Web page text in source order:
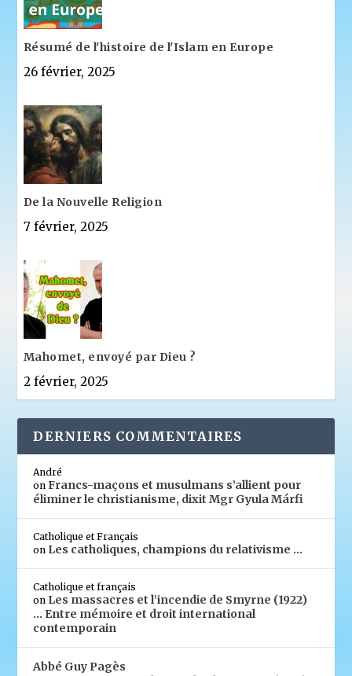
Résumé de l'histoire de l'Islam en Europe
26 février, 2025
De la Nouvelle Religion
7 février, 2025
Mahomet, envoyé par Dieu ?
2 février, 2025
DERNIERS COMMENTAIRES
André
onFrancs-maçons et musulmans s’allient pour
éliminer le christianisme, dixit Mgr Gyula Márfi
Catholique et Français
on Les catholiques, champions du relativisme …
Catholique et français
on Les massacres et l’incendie de Smyrne (1922)
… Entre mémoire et droit international
contemporain
Abbé Guy Pagès